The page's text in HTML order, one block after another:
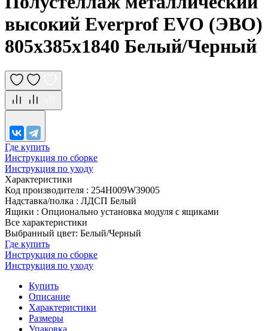
высокий Everprof EVO (ЭВО)
805х385x1840 Белый/Черный
Где купить
Инструкция по сборке
Инструкция по уходу
Характеристики
Код производителя : 254H009W39005
Надставка/полка : ЛДСП Белый
Ящики : Опционально установка модуля с ящиками
Все характеристики
Выбранный цвет: Белый/Черный
Где купить
Инструкция по сборке
Инструкция по уходу
Купить
Описание
Характеристики
Размеры
Упаковка